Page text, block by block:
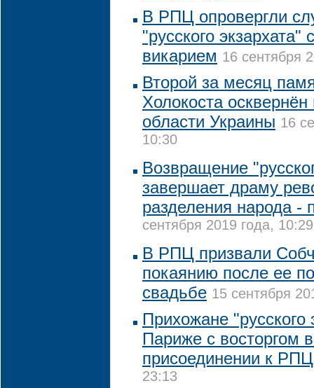
В РПЦ опровергли
"русского
викарием 16 сентября
Второй за месяц
Холокоста
области Украины 16
10:30
Возвращение
завершает драму
разделения народа -
сентября 2019 года, 10:29
В РПЦ призвали
покаянию после ее
свадьбе 15 сентября
Прихожане "русского
Париже с восторгом
присоединении к РПЦ
23:13